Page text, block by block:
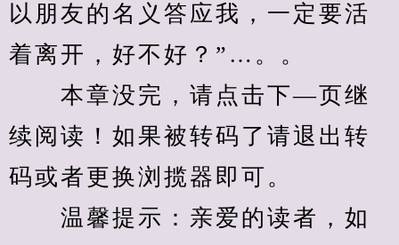
以朋友的名义答应我，一定要活
着离开，好不好？”…。。
本章没完，请点击下—页继
续阅读！如果被转码了请退出转
码或者更换浏揽器即可。
温馨提示：亲爱的读者，如